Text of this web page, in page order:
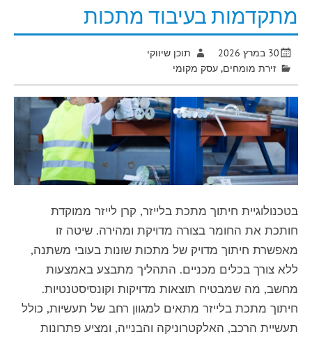
מתקדמות בעיבוד מתכות
30 במרץ 2026
תוכן שיווקי
זירת מומחים,עסק מקומי
בטכנולוגיית חיתוך מתכת בלייזר, קרן לייזר ממוקדת
חותכת את החומר בצורה מדויקת ומהירה. שיטה זו
מאפשרת חיתוך מדויק של מתכות שונות בעובי משתנה,
ללא צורך בכלים מכניים. התהליך מתבצע באמצעות
מחשב, מה שמבטיח תוצאות מדויקות וקונסיסטנטיות.
חיתוך מתכת בלייזר מתאים למגוון רחב של תעשיות, כולל
תעשיית הרכב, האלקטרוניקה והבנייה, ומציע פתרונות